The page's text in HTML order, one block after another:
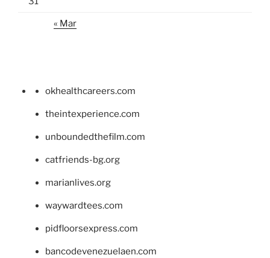
« Mar
okhealthcareers.com
theintexperience.com
unboundedthefilm.com
catfriends-bg.org
marianlives.org
waywardtees.com
pidfloorsexpress.com
bancodevenezuelaen.com